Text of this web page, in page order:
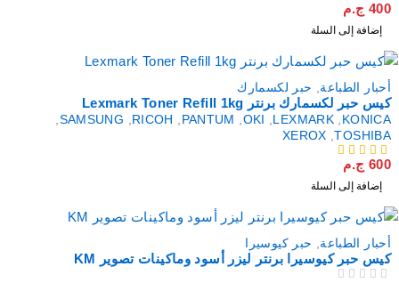
400 ج.م
إضافة إلى السلة
أحبار الطباعة, حبر لكسمارك
كيس حبر لكسمارك برنتر Lexmark Toner Refill 1kg
KONICA
,
LEXMARK
,
OKI
,
PANTUM
,
RICOH
,
SAMSUNG
,
TOSHIBA
,
XEROX
600 ج.م
إضافة إلى السلة
أحبار الطباعة, حبر كيوسيرا
كيس حبر كيوسيرا برنتر ليزر أسود وماكينات تصوير KM